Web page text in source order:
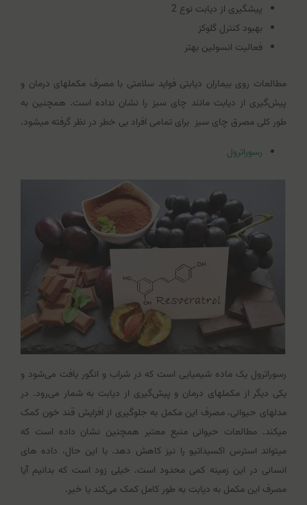
پیشگیری از دیابت نوع 2
بهبود کنترل گلوکز
فعالیت انسولین بهتر
مطالعات روی بیماران دیابتی فواید سلامتی با مصرف مکمل‎های درمان و
پیش‌گیری از دیابت مانند چای سبز را نشان نداده است. همچنین به
طور کلی مصرق چای سبز برای تمامی افراد بی خطر در نظر گرفته می‎شود.
رسوراترول
رسوراترول یک ماده شیمیایی است که در شراب و انگور یافت می‌شود و
یکی دیگر از مکمل‎های درمان و پیش‌گیری از دیابت به شمار می‌رود. در
مدل‎های حیوانی، مصرف این مکمل به جلوگیری از افزایش قند خون کمک
می‎کند. مطالعات حیوانی منبع معتبر همچنین نشان داده است که
می‏تواند استرس اکسیداتیو را نیز کاهش دهد. با این حال، داده های
انسانی در این زمینه کمی محدود است. خیلی زود است که بدانیم آیا
مصرف این مکمل به دیابت به طور کامل کمک می‌کند یا خیر.